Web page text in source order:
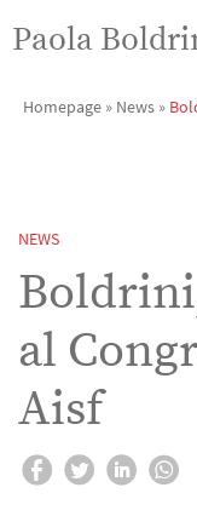
Paola
Homepage » News »
NEWS
al
Aisf